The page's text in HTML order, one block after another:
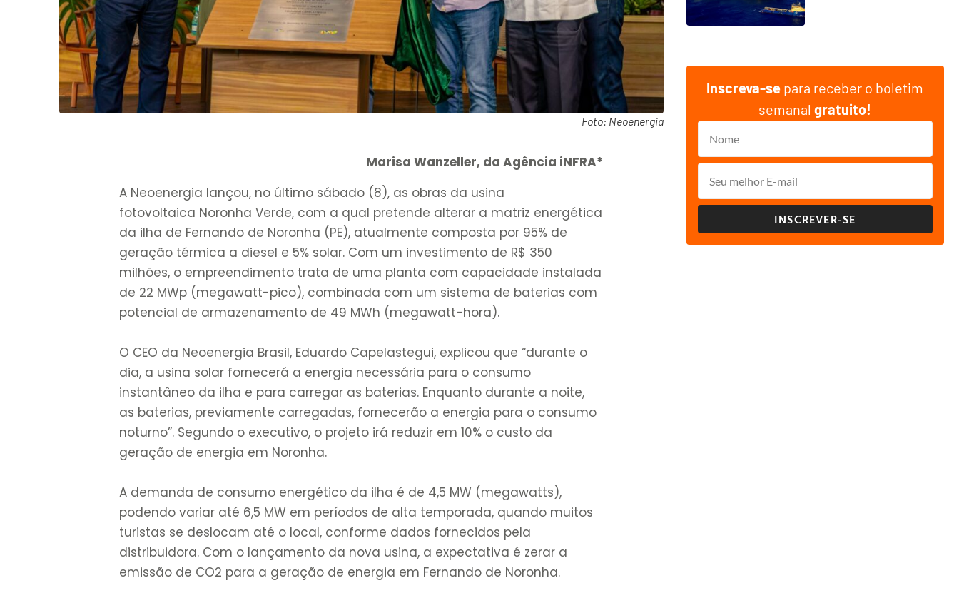
Foto: Neoenergia
Marisa Wanzeller, da Agência iNFRA*
A Neoenergia lançou, no último sábado (8), as obras da usina
fotovoltaica Noronha Verde, com a qual pretende alterar a matriz energética
da ilha de Fernando de Noronha (PE), atualmente composta por 95% de
geração térmica a diesel e 5% solar. Com um investimento de R$ 350
milhões, o empreendimento trata de uma planta com capacidade instalada
de 22 MWp (megawatt-pico), combinada com um sistema de baterias com
potencial de armazenamento de 49 MWh (megawatt-hora).
O CEO da Neoenergia Brasil, Eduardo Capelastegui, explicou que “durante o
dia, a usina solar fornecerá a energia necessária para o consumo
instantâneo da ilha e para carregar as baterias. Enquanto durante a noite,
as baterias, previamente carregadas, fornecerão a energia para o consumo
noturno”. Segundo o executivo, o projeto irá reduzir em 10% o custo da
geração de energia em Noronha.
A demanda de consumo energético da ilha é de 4,5 MW (megawatts),
podendo variar até 6,5 MW em períodos de alta temporada, quando muitos
turistas se deslocam até o local, conforme dados fornecidos pela
distribuidora. Com o lançamento da nova usina, a expectativa é zerar a
emissão de CO2 para a geração de energia em Fernando de Noronha.
Inscreva-se para receber o boletim
semanalgratuito!
INSCREVER-SE